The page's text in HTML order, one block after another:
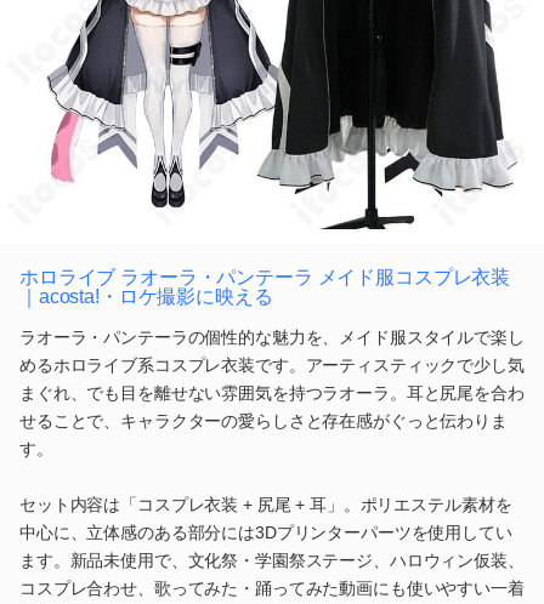
ホロライブ ラオーラ・パンテーラ メイド服コスプレ衣装
｜acosta!・ロケ撮影に映える
ラオーラ・パンテーラの個性的な魅力を、メイド服スタイルで楽し
めるホロライブ系コスプレ衣装です。アーティスティックで少し気
まぐれ、でも目を離せない雰囲気を持つラオーラ。耳と尻尾を合わ
せることで、キャラクターの愛らしさと存在感がぐっと伝わりま
す。
セット内容は「コスプレ衣装 + 尻尾 + 耳」。ポリエステル素材を
中心に、立体感のある部分には3Dプリンターパーツを使用してい
ます。新品未使用で、文化祭・学園祭ステージ、ハロウィン仮装、
コスプレ合わせ、歌ってみた・踊ってみた動画にも使いやすい一着